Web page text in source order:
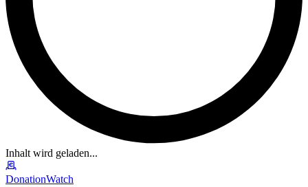
Inhalt wird geladen...
DonationWatch